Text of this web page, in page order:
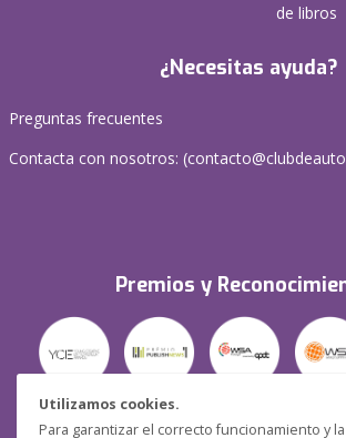
Utilizamos cookies.
Para garantizar el correcto funcionamiento y
de libros
¿Necesitas ayuda?
Preguntas frecuentes
Contacta con nosotros: (
Premios y